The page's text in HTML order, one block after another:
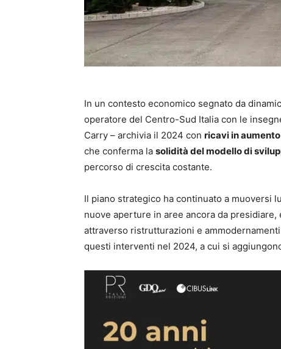
In un contesto economico segnato da
operatore del Centro-Sud Italia con le
Carry – archivia il 2024 con ricavi in aumento
che conferma la solidità del modello di
percorso di crescita costante.
Il piano strategico ha continuato a muoversi
nuove aperture in aree ancora da presidiare,
attraverso ristrutturazioni e
questi interventi nel 2024, a cui si